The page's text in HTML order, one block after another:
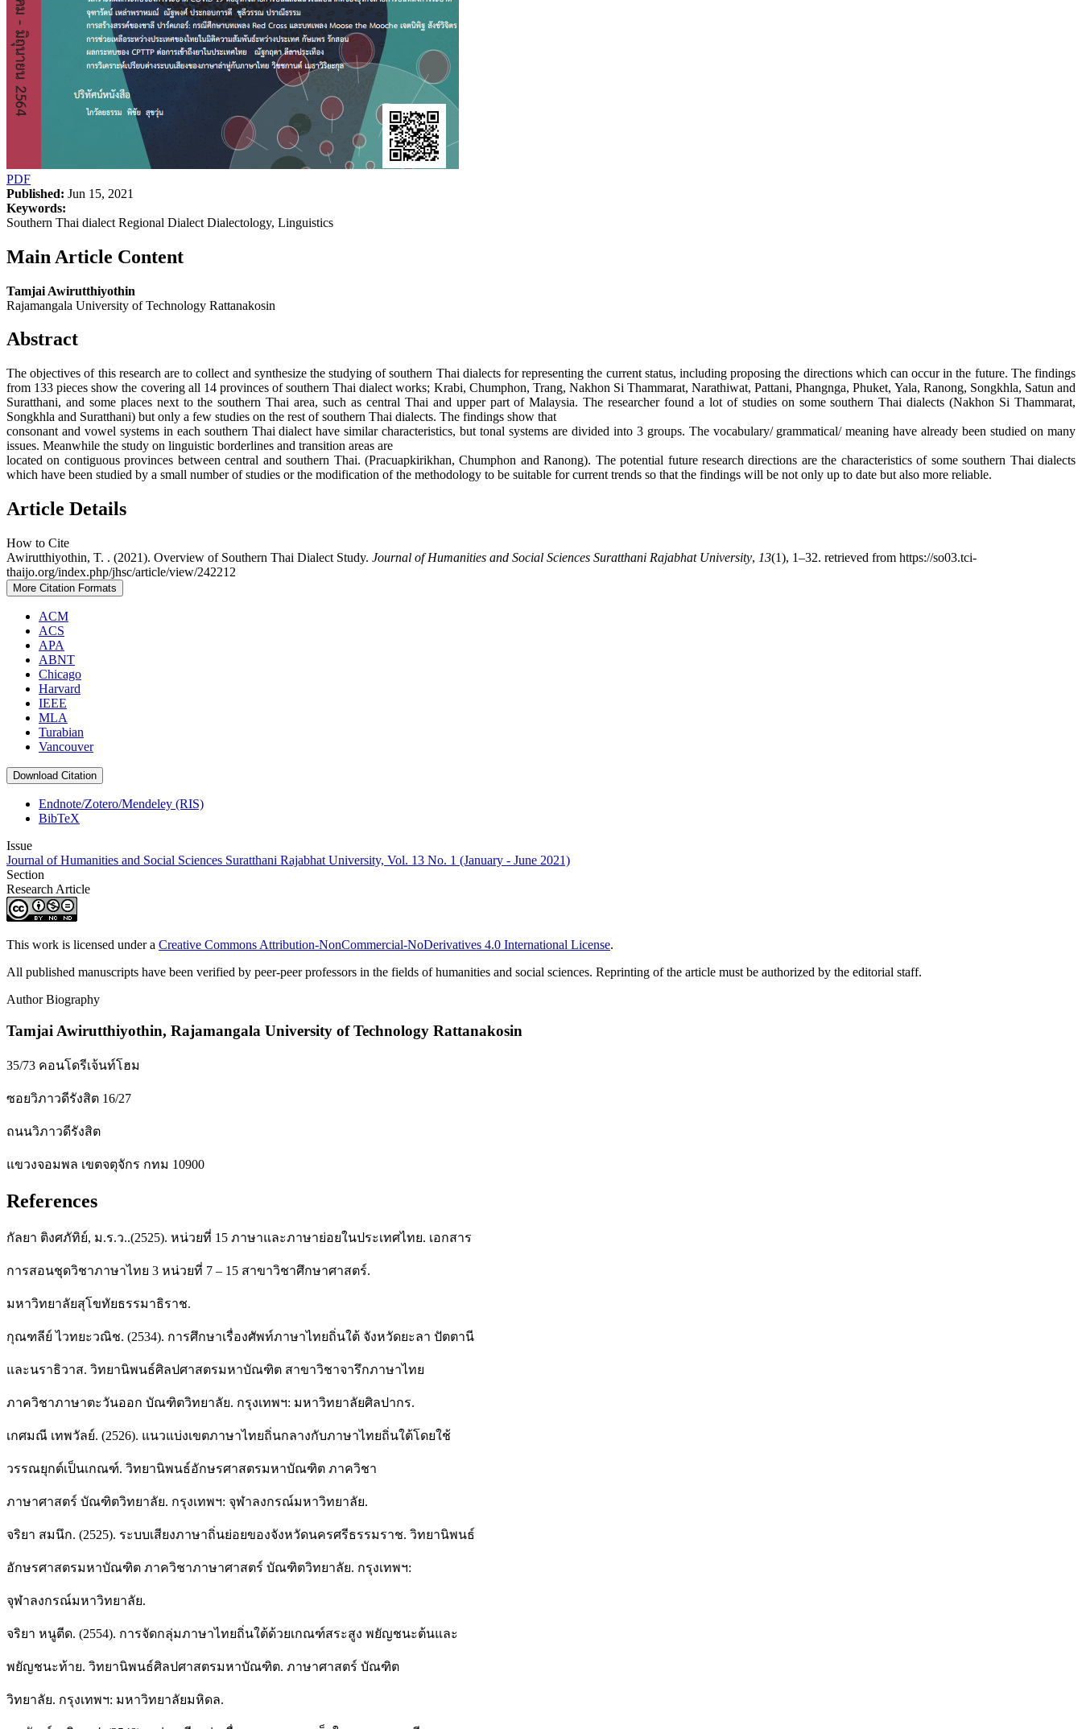
PDF
Published: Jun 15, 2021
Keywords:
Southern Thai dialect Regional Dialect Dialectology, Linguistics
Main Article Content
Tamjai Awirutthiyothin
Rajamangala University of Technology Rattanakosin
Abstract
The objectives of this research are to collect and synthesize the studying of southern Thai dialects for representing the current status, including proposing the directions which can occur in the future. The findings
from 133 pieces show the covering all 14 provinces of southern Thai dialect works; Krabi, Chumphon, Trang, Nakhon Si Thammarat, Narathiwat, Pattani, Phangnga, Phuket, Yala, Ranong, Songkhla, Satun and
Suratthani, and some places next to the southern Thai area, such as central Thai and upper part of Malaysia. The researcher found a lot of studies on some southern Thai dialects (Nakhon Si Thammarat,
Songkhla and Suratthani) but only a few studies on the rest of southern Thai dialects. The findings show that
consonant and vowel systems in each southern Thai dialect have similar characteristics, but tonal systems are divided into 3 groups. The vocabulary/ grammatical/ meaning have already been studied on many
issues. Meanwhile the study on linguistic borderlines and transition areas are
located on contiguous provinces between central and southern Thai. (Pracuapkirikhan, Chumphon and Ranong). The potential future research directions are the characteristics of some southern Thai dialects
which have been studied by a small number of studies or the modification of the methodology to be suitable for current trends so that the findings will be not only up to date but also more reliable.
Article Details
How to Cite
Awirutthiyothin, T. . (2021). Overview of Southern Thai Dialect Study. Journal of Humanities and Social Sciences Suratthani Rajabhat University, 13(1), 1–32. retrieved from https://so03.tci-
thaijo.org/index.php/jhsc/article/view/242212
More Citation Formats
ACM
ACS
APA
ABNT
Chicago
Harvard
IEEE
MLA
Turabian
Vancouver
Download Citation
Endnote/Zotero/Mendeley (RIS)
BibTeX
Issue
Journal of Humanities and Social Sciences Suratthani Rajabhat University, Vol. 13 No. 1 (January - June 2021)
Section
Research Article
This work is licensed under a Creative Commons Attribution-NonCommercial-NoDerivatives 4.0 International License.
All published manuscripts have been verified by peer-peer professors in the fields of humanities and social sciences. Reprinting of the article must be authorized by the editorial staff.
Author Biography
Tamjai Awirutthiyothin, Rajamangala University of Technology Rattanakosin
35/73 คอนโดรีเจ้นท์โฮม
ซอยวิภาวดีรังสิต 16/27
ถนนวิภาวดีรังสิต
แขวงจอมพล เขตจตุจักร กทม 10900
References
กัลยา ติงศภัทิย์, ม.ร.ว..(2525). หน่วยที่ 15 ภาษาและภาษาย่อยในประเทศไทย. เอกสาร
การสอนชุดวิชาภาษาไทย 3 หน่วยที่ 7 – 15 สาขาวิชาศึกษาศาสตร์.
มหาวิทยาลัยสุโขทัยธรรมาธิราช.
กุณฑลีย์ ไวทยะวณิช. (2534). การศึกษาเรื่องศัพท์ภาษาไทยถิ่นใต้ จังหวัดยะลา ปัตตานี
และนราธิวาส. วิทยานิพนธ์ศิลปศาสตรมหาบัณฑิต สาขาวิชาจารึกภาษาไทย
ภาควิชาภาษาตะวันออก บัณฑิตวิทยาลัย. กรุงเทพฯ: มหาวิทยาลัยศิลปากร.
เกศมณี เทพวัลย์. (2526). แนวแบ่งเขตภาษาไทยถิ่นกลางกับภาษาไทยถิ่นใต้โดยใช้
วรรณยุกต์เป็นเกณฑ์. วิทยานิพนธ์อักษรศาสตรมหาบัณฑิต ภาควิชา
ภาษาศาสตร์ บัณฑิตวิทยาลัย. กรุงเทพฯ: จุฬาลงกรณ์มหาวิทยาลัย.
จริยา สมนึก. (2525). ระบบเสียงภาษาถิ่นย่อยของจังหวัดนครศรีธรรมราช. วิทยานิพนธ์
อักษรศาสตรมหาบัณฑิต ภาควิชาภาษาศาสตร์ บัณฑิตวิทยาลัย. กรุงเทพฯ:
จุฬาลงกรณ์มหาวิทยาลัย.
จริยา หนูตีด. (2554). การจัดกลุ่มภาษาไทยถิ่นใต้ด้วยเกณฑ์สระสูง พยัญชนะต้นและ
พยัญชนะท้าย. วิทยานิพนธ์ศิลปศาสตรมหาบัณฑิต. ภาษาศาสตร์ บัณฑิต
วิทยาลัย. กรุงเทพฯ: มหาวิทยาลัยมหิดล.